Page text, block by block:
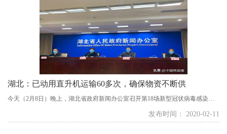
湖北：已动用直升机运输60多次，确保物资不断供
今天（2月8日）晚上，湖北省政府新闻办公室召开第18场新型冠状病毒感染的
肺炎疫情防控工作新闻发布会，介绍湖北省医疗物资保障工作情况。...
发布时间： 2020-02-11